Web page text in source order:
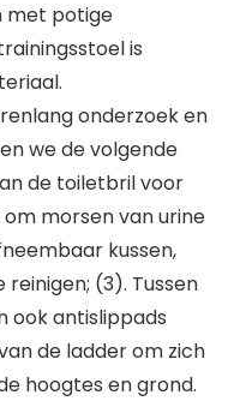
met potige
is
onderzoek en
we de volgende
de toiletbril voor
morsen van urine
kussen,
(3). Tussen
ook antislippads
de ladder om zich
hoogtes en grond.